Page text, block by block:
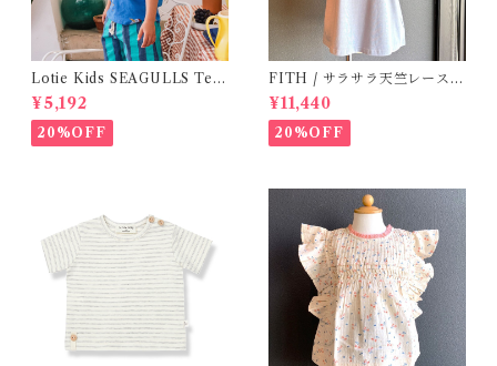
Lotie Kids SEAGULLS Tee
(12m- 8Y)
¥5,192
20%OFF
FITH / サラサラ天竺レースT
シャツ (BL) / 145・155
¥11,440
20%OFF